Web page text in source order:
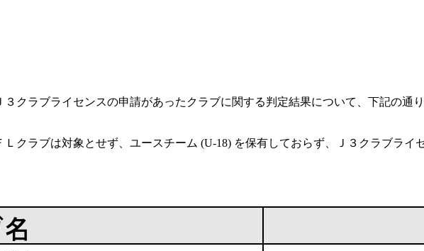
３クラブライセンスの申請があったクラブに関する判定結果について、下記の通
クラブは対象とせず、ユースチーム (U-18) を保有しておらず、Ｊ３クラブライ